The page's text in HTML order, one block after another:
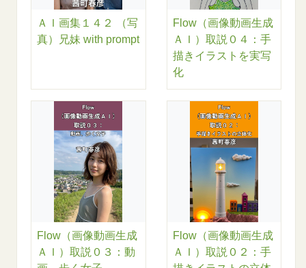
ＡＩ画集１４２ （写
真）兄妹 with prompt
Flow（画像動画生成
ＡＩ）取説０４：手
描きイラストを実写
化
Flow（画像動画生成
ＡＩ）取説０３：動
Flow（画像動画生成
ＡＩ）取説０２：手